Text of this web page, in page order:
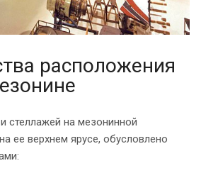
расположения
стеллажей на мезонинной
ее верхнем ярусе, обусловлено